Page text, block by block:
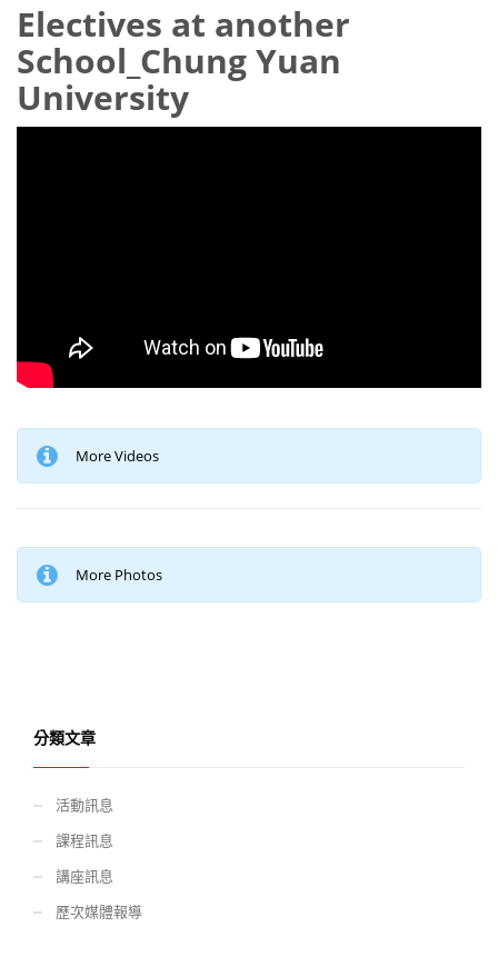
Electives at another
School_Chung Yuan
University
More Videos
More Photos
分類文章
活動訊息
課程訊息
講座訊息
歷次媒體報導